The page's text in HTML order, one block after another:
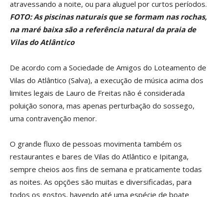
atravessando a noite, ou para aluguel por curtos períodos.
FOTO: As piscinas naturais que se formam nas rochas,
na maré baixa são a referência natural da praia de
Vilas do Atlântico
De acordo com a Sociedade de Amigos do Loteamento de
Vilas do Atlântico (Salva), a execução de música acima dos
limites legais de Lauro de Freitas não é considerada
poluição sonora, mas apenas perturbação do sossego,
uma contravenção menor.
O grande fluxo de pessoas movimenta também os
restaurantes e bares de Vilas do Atlântico e Ipitanga,
sempre cheios aos fins de semana e praticamente todas
as noites. As opções são muitas e diversificadas, para
todos os gostos, havendo até uma espécie de boate